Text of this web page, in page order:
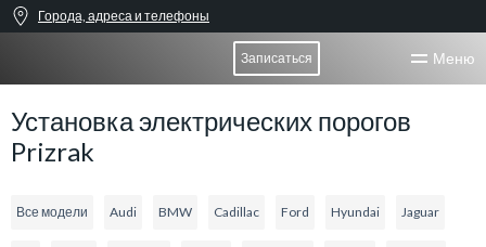
Города, адреса и телефоны
Записаться Меню
Установка электрических порогов
Prizrak
Все модели Audi BMW Cadillac Ford Hyundai Jaguar